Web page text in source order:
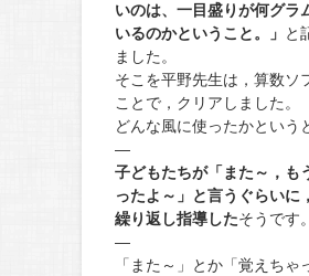
いのは、一目盛りが何グラ
いるのかということ。」 と
ました。
そこを平野先生は，算数ソ
ことで，クリアしました。
どんな風に使ったかという
—
子どもたちが「また～，も
ったよ～」と言うぐらいに
繰り返し指導したそうです。
—
「また～」とか「覚えちゃ